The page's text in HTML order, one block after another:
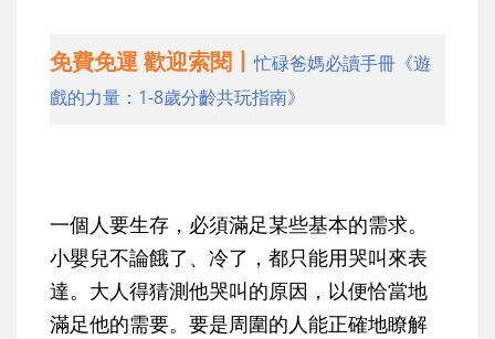
免費免運 歡迎索閱丨忙碌爸媽必讀手冊《遊
戲的力量：1-8歲分齡共玩指南》
一個人要生存，必須滿足某些基本的需求。
小嬰兒不論餓了、冷了，都只能用哭叫來表
達。大人得猜測他哭叫的原因，以便恰當地
滿足他的需要。要是周圍的人能正確地瞭解